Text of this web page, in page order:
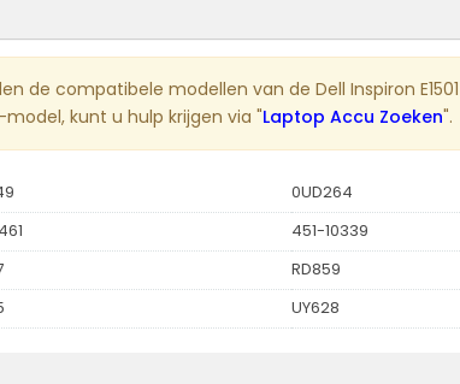
de compatibele modellen van de Dell Inspiron
kunt u hulp krijgen via "Laptop Accu Zoeken".
0UD264
451-10339
RD859
UY628